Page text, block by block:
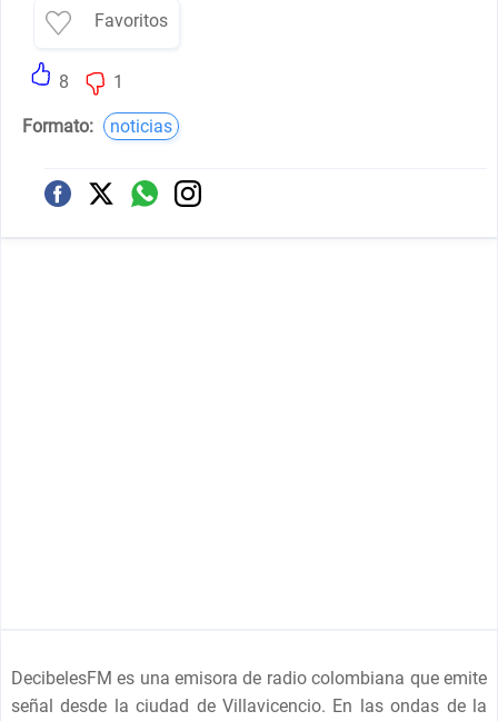
Favoritos
8 1
Formato: noticias
DecibelesFM es una emisora de radio colombiana que emite
señal desde la ciudad de Villavicencio. En las ondas de la